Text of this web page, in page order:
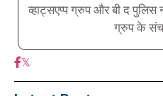
व्हाट्सएप्प ग्रुप और बी द
ग्रुप के
𝕏